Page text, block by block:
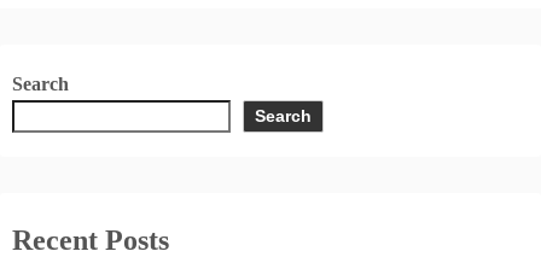
Search
Search
Recent Posts